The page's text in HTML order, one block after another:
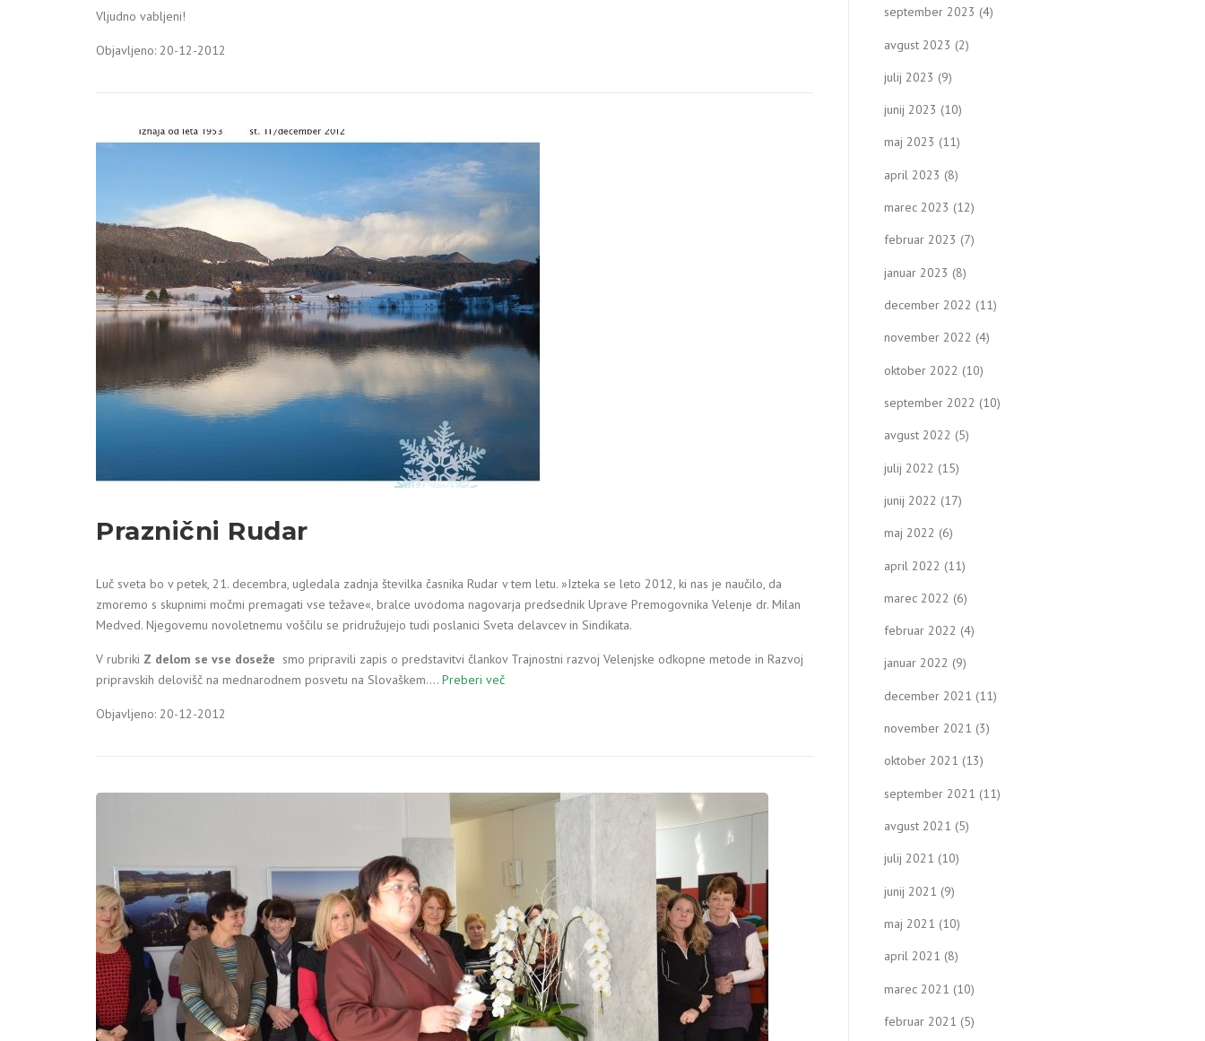
Vljudno vabljeni!
Objavljeno: 20-12-2012
Praznični Rudar
Luč sveta bo v petek, 21. decembra, ugledala zadnja številka časnika Rudar v tem letu. »Izteka se leto 2012, ki nas je naučilo, da
zmoremo s skupnimi močmi premagati vse težave«, bralce uvodoma nagovarja predsednik Uprave Premogovnika Velenje dr. Milan
Medved. Njegovemu novoletnemu voščilu se pridružujejo tudi poslanici Sveta delavcev in Sindikata.
V rubriki Z delom se vse doseže smo pripravili zapis o predstavitvi člankov Trajnostni razvoj Velenjske odkopne metode in Razvoj
pripravskih delovišč na mednarodnem posvetu na Slovaškem.… Preberi več
Objavljeno: 20-12-2012
september 2023 (4)
avgust 2023 (2)
julij 2023 (9)
junij 2023 (10)
maj 2023 (11)
april 2023 (8)
marec 2023 (12)
februar 2023 (7)
januar 2023 (8)
december 2022 (11)
november 2022 (4)
oktober 2022 (10)
september 2022 (10)
avgust 2022 (5)
julij 2022 (15)
junij 2022 (17)
maj 2022 (6)
april 2022 (11)
marec 2022 (6)
februar 2022 (4)
januar 2022 (9)
december 2021 (11)
november 2021 (3)
oktober 2021 (13)
september 2021 (11)
avgust 2021 (5)
julij 2021 (10)
junij 2021 (9)
maj 2021 (10)
april 2021 (8)
marec 2021 (10)
februar 2021 (5)